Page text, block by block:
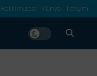
Hakkımızda Künye İletişim